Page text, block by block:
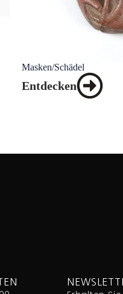
Masken/Schädel
Entdecken